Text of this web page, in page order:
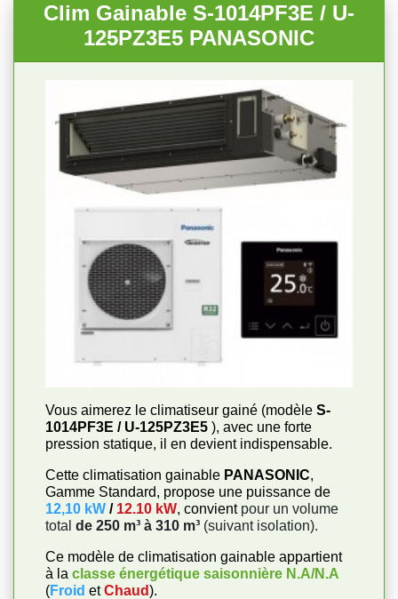
Clim Gainable S-1014PF3E / U-
125PZ3E5 PANASONIC
Vous aimerez le climatiseur gainé (modèle S-
1014PF3E / U-125PZ3E5 ), avec une forte
pression statique, il en devient indispensable.
Cette climatisation gainable PANASONIC,
Gamme Standard, propose une puissance de
12,10 kW / 12.10 kW, convientpour un volume
total de 250 m³ à 310 m³ (suivant isolation).
Ce modèle de climatisation gainable appartient
à la classe énergétique saisonnière N.A/N.A
(Froid et Chaud).